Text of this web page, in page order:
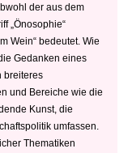
der aus dem
„Önosophie“
Wein“ bedeutet. Wie
Gedanken eines
breiteres
und Bereiche wie die
Kunst, die
umfassen.
Thematiken